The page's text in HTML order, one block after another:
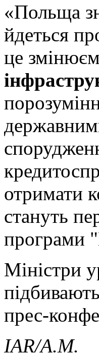
«Польща
йдеться
це
отримати
стануть
програми
Міністри
прес-
IAR/А.М.